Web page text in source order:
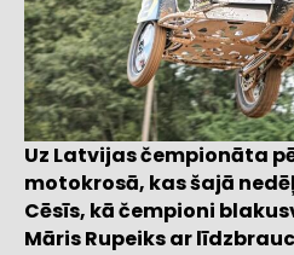
Uz Latvijas čempionāta
motokrosā, kas šajā
Cēsīs, kā čempioni
Māris Rupeiks ar